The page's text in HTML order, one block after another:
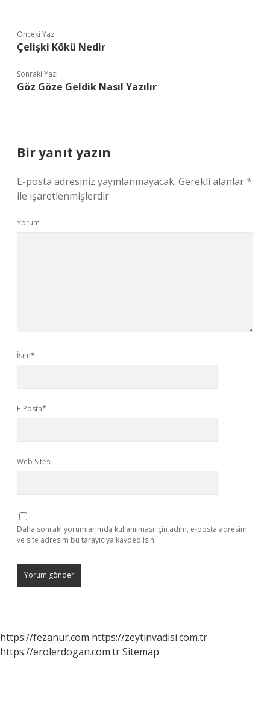
Önceki Yazı
Çelişki Kökü Nedir
Sonraki Yazı
Göz Göze Geldik Nasıl Yazılır
Bir yanıt yazın
E-posta adresiniz yayınlanmayacak. Gerekli alanlar*
ile işaretlenmişlerdir
Yorum
İsim*
E-Posta*
Web Sitesi
Daha sonraki yorumlarımda kullanılması için adım, e-posta adresim
ve site adresim bu tarayıcıya kaydedilsin.
https://fezanur.com https://zeytinvadisi.com.tr
https://erolerdogan.com.trSitemap